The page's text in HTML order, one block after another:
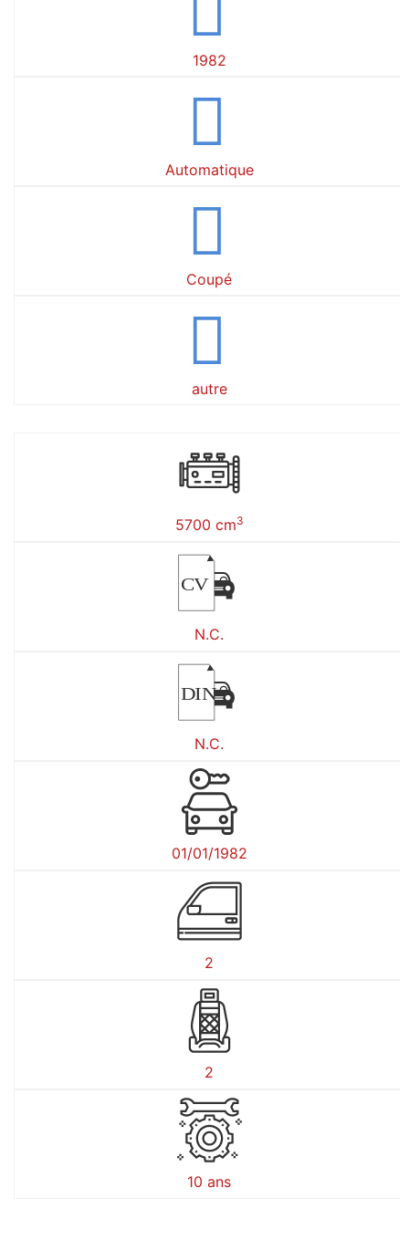
1982
Automatique
Coupé
autre
5700 cm3
CV
N.C.
DIN
N.C.
01/01/1982
2
2
10 ans